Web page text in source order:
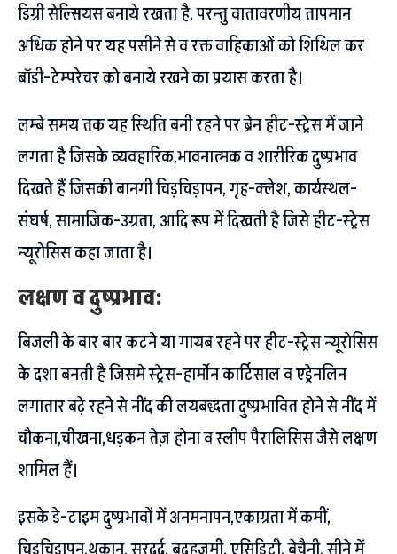
डिग्री सेल्सियस बनाये रखता है, परन्तु वातावरणीय तापमान
अधिक होने पर यह पसीने से व रक्त वाहिकाओं को शिथिल कर
बॉडी-टेम्परेचर को बनाये रखने का प्रयास करता है।
लम्बे समय तक यह स्थिति बनी रहने पर ब्रेन हीट-स्ट्रेस में जाने
लगता है जिसके व्यवहारिक,भावनात्मक व शारीरिक दुष्प्रभाव
दिखते हैं जिसकी बानगी चिड़चिड़ापन, गृह-क्लेश, कार्यस्थल-
संघर्ष, सामाजिक-उग्रता, आदि रूप में दिखती है जिसे हीट-स्ट्रेस
न्यूरोसिस कहा जाता है।
लक्षण व दुष्प्रभाव:
बिजली के बार बार कटने या गायब रहने पर हीट-स्ट्रेस न्यूरोसिस
के दशा बनती है जिसमे स्ट्रेस-हार्मोन कार्टिसाल व एड्रेनलिन
लगातार बढ़े रहने से नींद की लयबद्धता दुष्प्रभावित होने से नींद में
चौकना,चीखना,धड़कन तेज़ होना व स्लीप पैरालिसिस जैसे लक्षण
शामिल हैं।
इसके डे-टाइम दुष्प्रभावों में अनमनापन,एकाग्रता में कमीं,